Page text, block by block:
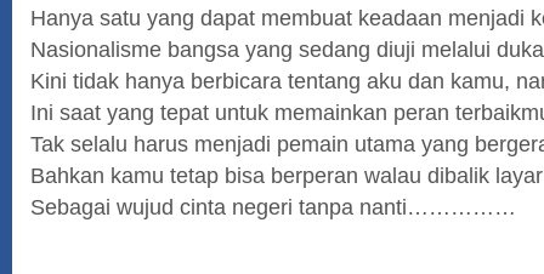
Hanya satu yang dapat membuat keadaan menjadi
Nasionalisme bangsa yang sedang diuji melalui
Kini tidak hanya berbicara tentang aku dan kamu,
Ini saat yang tepat untuk memainkan peran
Tak selalu harus menjadi pemain utama yang
Bahkan kamu tetap bisa berperan walau dibalik layar
Sebagai wujud cinta negeri tanpa nanti……………